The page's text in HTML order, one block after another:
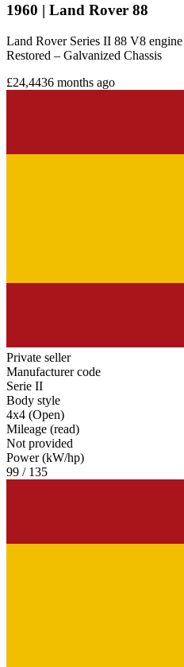
1960 | Land Rover 88
Land Rover Series II 88 V8
Restored – Galvanized Chassis
£24,4436 months ago
Private seller
Manufacturer code
Serie II
Body style
4x4 (Open)
Mileage (read)
Not provided
Power (kW/hp)
99 / 135